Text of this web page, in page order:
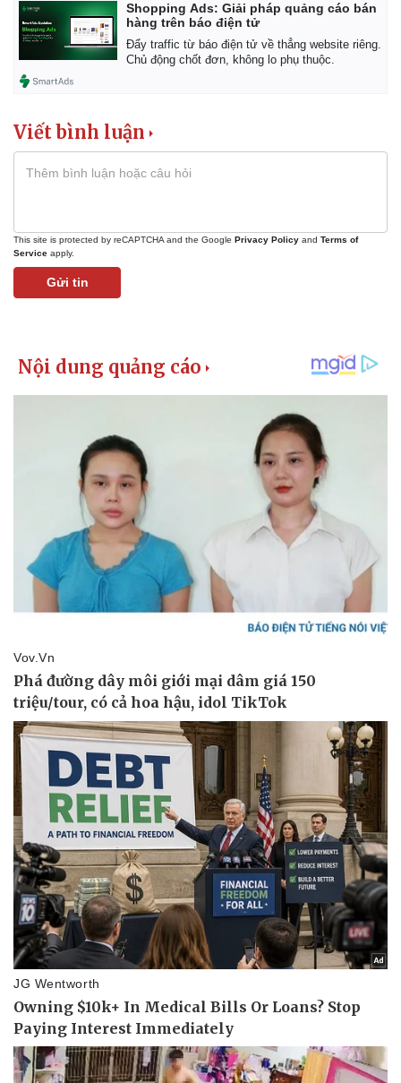
Kinh tế
Bất động sản
Thị trường
Giá vàng
Tiêu dùng
Chứng khoán
Giá cà phê
Shopping Ads: Giải pháp quảng cáo bán
hàng trên báo điện tử
Đẩy traffic từ báo điện tử về thẳng website riêng.
Chủ động chốt đơn, không lo phụ thuộc.
Viết bình luận
This site is protected by reCAPTCHA and the Google Privacy Policy and Terms of
Service apply.
Gửi tin